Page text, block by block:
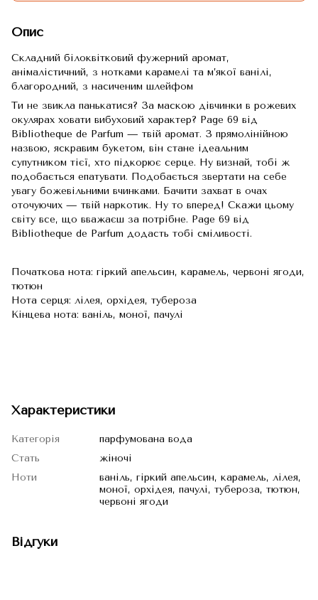
Опис
Складний білоквітковий фужерний аромат,
анімалістичний, з нотками карамелі та м’якої ванілі,
благородний, з насиченим шлейфом
Ти не звикла панькатися? За маскою дівчинки в рожевих
окулярах ховати вибуховий характер? Page 69 від
Bibliotheque de Parfum — твій аромат. З прямолінійною
назвою, яскравим букетом, він стане ідеальним
супутником тієї, хто підкорює серце. Ну визнай, тобі ж
подобається епатувати. Подобається звертати на себе
увагу божевільними вчинками. Бачити захват в очах
оточуючих — твій наркотик. Ну то вперед! Скажи цьому
світу все, що вважаєш за потрібне. Page 69 від
Bibliotheque de Parfum додасть тобі сміливості.
Початкова нота: гіркий апельсин, карамель, червоні ягоди,
тютюн
Нота серця: лілея, орхідея, тубероза
Кінцева нота: ваніль, моної, пачулі
Характеристики
Категорія
парфумована вода
Стать
жіночі
Ноти
ваніль, гіркий апельсин, карамель, лілея,
моної, орхідея, пачулі, тубероза, тютюн,
червоні ягоди
Відгуки